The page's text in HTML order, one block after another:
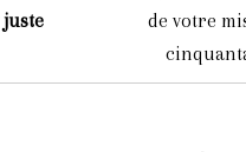
de votre